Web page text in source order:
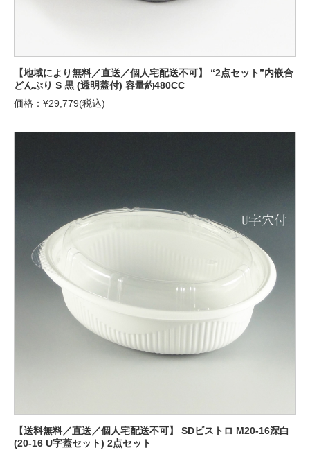
【地域により無料／直送／個人宅配送不可】 “2点セット”内嵌合
どんぶり S 黒 (透明蓋付) 容量約480CC
価格：¥29,779(税込)
【送料無料／直送／個人宅配送不可】 SDビストロ M20-16深白
(20-16 U字蓋セット) 2点セット